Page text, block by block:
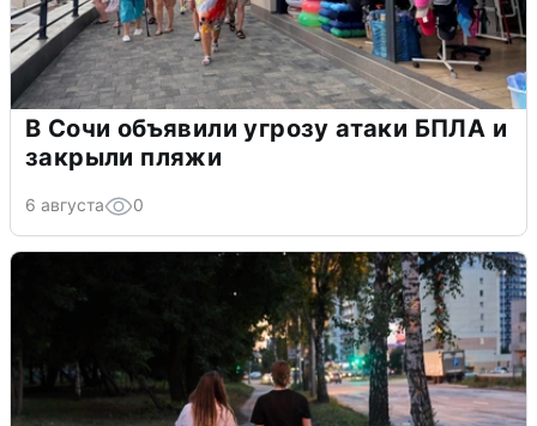
В Сочи объявили угрозу атаки БПЛА и
закрыли пляжи
6 августа 0